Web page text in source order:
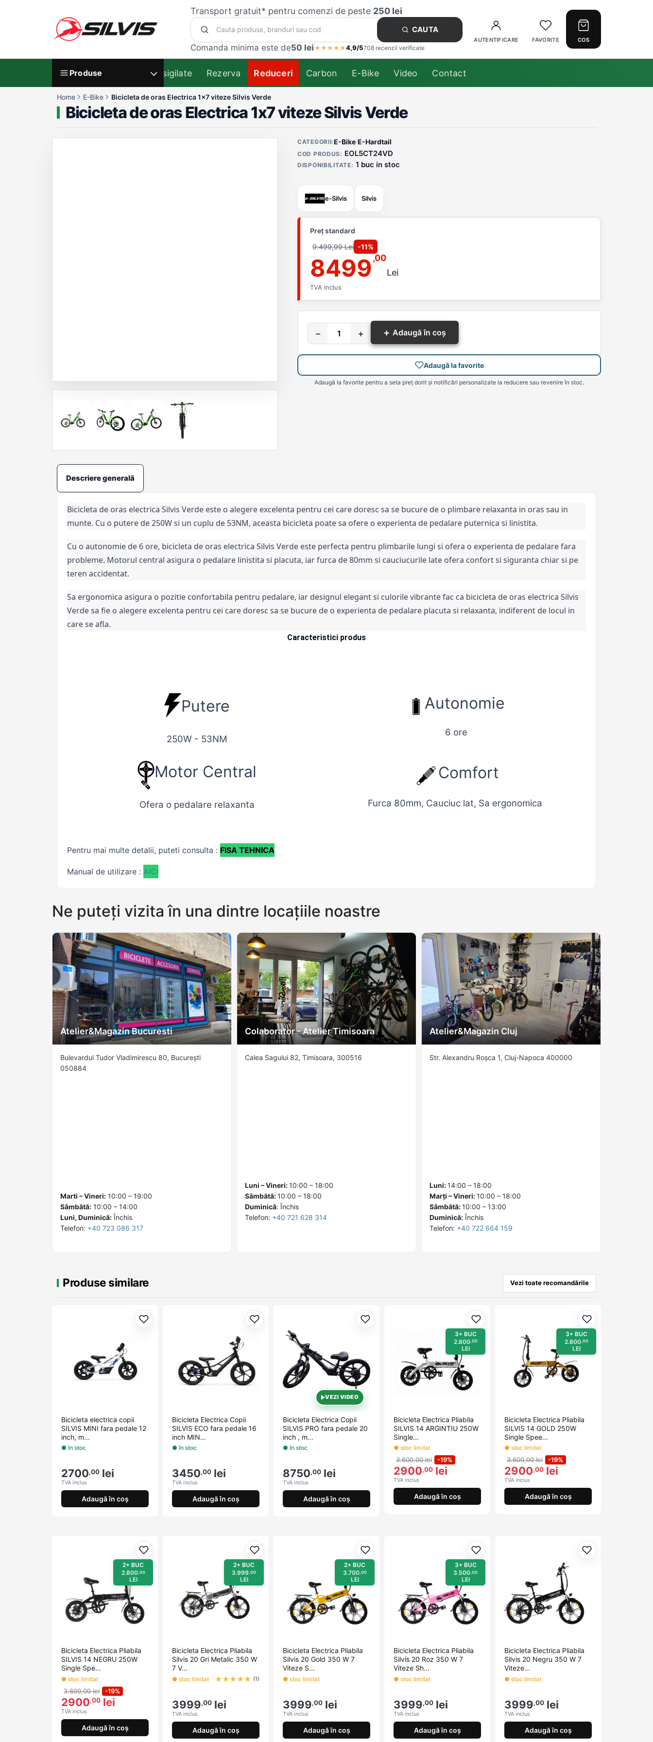
Transport gratuit* pentru comenzi de peste 250 lei
CAUTA
Comanda minima este de50 lei ★ ★ ★ ★ ★4,9/5708 recenzii verificate
AUTENTIFICARE FAVORITE COS
Produse Resigilate Rezerva Reduceri Carbon E-Bike Video Contact
Home E-Bike Bicicleta de oras Electrica 1x7 viteze Silvis Verde
Bicicleta de oras Electrica 1x7 viteze Silvis Verde
Detalii produs
CATEGORII:E-Bike·E-Hardtail
COD PRODUS: EOL5CT24VD
DISPONIBILITATE: 1 buc in stoc
e-Silvis Silvis
Preț standard
9.499,99 Lei -11%
8499,00
Lei
TVA inclus
− + + Adaugă în coș
Adaugă la favorite
Adaugă la favorite pentru a seta preț dorit și notificări personalizate la reducere sau revenire în stoc.
Descriere generală
Bicicleta de oras electrica Silvis Verde este o alegere excelenta pentru cei care doresc sa se bucure de o plimbare relaxanta in oras sau in
munte. Cu o putere de 250W si un cuplu de 53NM, aceasta bicicleta poate sa ofere o experienta de pedalare puternica si linistita.
Cu o autonomie de 6 ore, bicicleta de oras electrica Silvis Verde este perfecta pentru plimbarile lungi si ofera o experienta de pedalare fara
probleme. Motorul central asigura o pedalare linistita si placuta, iar furca de 80mm si cauciucurile late ofera confort si siguranta chiar si pe
teren accidentat.
Sa ergonomica asigura o pozitie confortabila pentru pedalare, iar designul elegant si culorile vibrante fac ca bicicleta de oras electrica Silvis
Verde sa fie o alegere excelenta pentru cei care doresc sa se bucure de o experienta de pedalare placuta si relaxanta, indiferent de locul in
care se afla.
Caracteristici produs
Putere
250W - 53NM
Autonomie
6 ore
Motor Central
Ofera o pedalare relaxanta
Comfort
Furca 80mm, Cauciuc lat, Sa ergonomica
Pentru mai multe detalii, puteti consulta : FISA TEHNICA
Manual de utilizare : AICI
Ne puteți vizita în una dintre locațiile noastre
Atelier&Magazin Bucuresti
Bulevardul Tudor Vladimirescu 80, București
050884
Marti – Vineri: 10:00 – 19:00
Sâmbătă: 10:00 – 14:00
Luni, Duminică: Închis
Telefon: +40 723 086 317
Colaborator - Atelier Timisoara
Calea Sagului 82, Timisoara, 300516
Luni – Vineri:10:00 – 18:00
Sâmbătă:10:00 – 18:00
Duminică: Închis
Telefon: +40 721 628 314
Atelier&Magazin Cluj
Str. Alexandru Roșca 1, Cluj-Napoca 400000
Luni:14:00 – 18:00
Marți – Vineri:10:00 – 18:00
Sâmbătă:10:00 – 13:00
Duminică: Închis
Telefon: +40 722 664 159
Produse similare Vezi toate recomandările
Adaugă la favorite
Bicicleta electrica copii
SILVIS MINI fara pedale 12
inch, m...
● în stoc
2700,00 lei
TVA inclus
Adaugă în coș
Adaugă la favorite
Bicicleta Electrica Copii
SILVIS ECO fara pedale 16
inch MIN...
● în stoc
3450,00 lei
TVA inclus
Adaugă în coș
Adaugă la favorite
VEZI VIDEO
Bicicleta Electrica Copii
SILVIS PRO fara pedale 20
inch , m...
● în stoc
8750,00 lei
TVA inclus
Adaugă în coș
Adaugă la favorite
3+ BUC
2.800,00
LEI
Bicicleta Electrica Pliabila
SILVIS 14 ARGINTIU 250W
Single...
● stoc limitat
3.600,00 lei -19%
2900,00 lei
TVA inclus
Adaugă în coș
Adaugă la
3+ BUC
2.800,00
LEI
Bicicleta Electrica Pliabila
SILVIS 14 GOLD 250W
Single Spee...
● stoc limitat
3.600,00 lei -19%
2900,00 lei
TVA inclus
Adaugă în coș
Adaugă la favorite
2+ BUC
2.800,00
LEI
Bicicleta Electrica Pliabila
SILVIS 14 NEGRU 250W
Single Spe...
● stoc limitat
3.600,00 lei -19%
2900,00 lei
TVA inclus
Adaugă în coș
Adaugă la favorite
2+ BUC
3.999 ,00
LEI
Bicicleta Electrica Pliabila
Silvis 20 Gri Metalic 350 W
7 V...
● stoc limitat ★★★★★ (1)
3999,00 lei
TVA inclus
Adaugă în coș
Adaugă la favorite
2+ BUC
3.700,00
LEI
Bicicleta Electrica Pliabila
Silvis 20 Gold 350 W 7
Viteze S...
● stoc limitat
3999,00 lei
TVA inclus
Adaugă în coș
Adaugă la favorite
3+ BUC
3.500 ,00
LEI
Bicicleta Electrica Pliabila
Silvis 20 Roz 350 W 7
Viteze Sh...
● stoc limitat
3999,00 lei
TVA inclus
Adaugă în coș
Adaugă la
Bicicleta Electrica Pliabila
Silvis 20 Negru 350 W 7
Viteze...
● stoc limitat
3999,00 lei
TVA inclus
Adaugă în coș